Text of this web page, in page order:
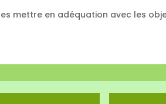
mettre en adéquation avec les